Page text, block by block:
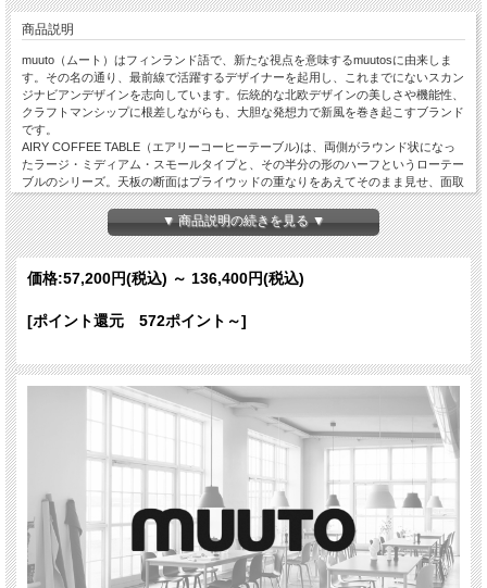
商品説明
muuto（ムート）はフィンランド語で、新たな視点を意味するmuutosに由来しま
す。その名の通り、最前線で活躍するデザイナーを起用し、これまでにないスカン
ジナビアンデザインを志向しています。伝統的な北欧デザインの美しさや機能性、
クラフトマンシップに根差しながらも、大胆な発想力で新風を巻き起こすブランド
です。
AIRY COFFEE TABLE（エアリーコーヒーテーブル)は、両側がラウンド状になっ
たラージ・ミディアム・スモールタイプと、その半分の形のハーフというローテー
ブルのシリーズ。天板の断面はプライウッドの重なりをあえてそのまま見せ、面取
り加工でスタイリッシュに仕上げています。
脚は8mmという華奢なスチールで、天板と同じように弧を描くデザインです。椅
子を納めるスペースは浅めですが、さほど足元のじゃまにはなりません。
ラージのみ、ダイニングチェアの座面程度の高さがあり、他はやや低めとなりま
す。空間に合わせてサイズを選べ、2台使いもかわいいテーブルです。
◆サイズ：ハーフ・スモール・ミディアム・ラージからお選びいただけます（サイ
◆カラー：ブラック、オフホワイト、グレー、プラムからお選びいただけます。
▼ 商品説明の続きを見る ▼
価格:57,200円(税込) ～ 136,400円(税込)
[ポイント還元 572ポイント～]